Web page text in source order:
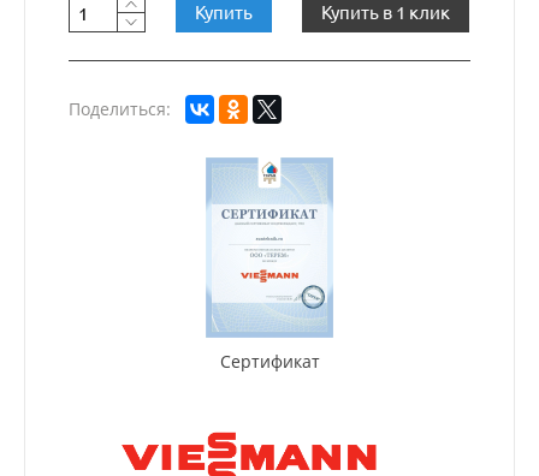
Купить Купить в 1 клик
Поделиться:
Сертификат